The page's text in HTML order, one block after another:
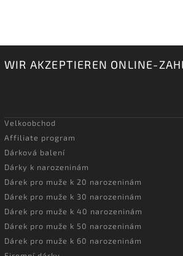
WIR AKZEPTIEREN ONLINE-
Velkoobchod
Affiliate program
Dárková balení
Dárky k narozeninám
Dárek pro muže k 20 narozeninám
Dárek pro muže k 30 narozeninám
Dárek pro muže k 40 narozeninám
Dárek pro muže k 50 narozeninám
Dárek pro muže k 60 narozeninám